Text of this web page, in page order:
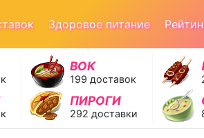
Здоровое питание
ВОК
199 доставок
ПИРОГИ
292 доставки